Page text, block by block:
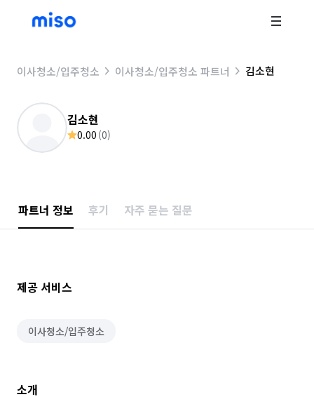
이사청소/입주청소 이사청소/입주청소 파트너 김소현
김소현
0.00 (0)
파트너 정보 후기 자주 묻는 질문
제공 서비스
이사청소/입주청소
소개